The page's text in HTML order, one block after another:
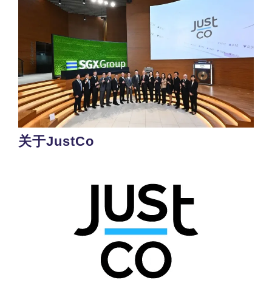
关于JustCo